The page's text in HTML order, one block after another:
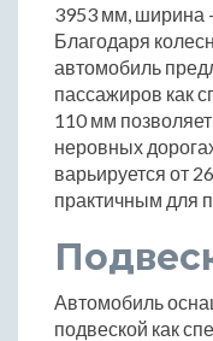
3953 мм, ширина
Благодаря
автомобиль
пассажиров как
110 мм
неровных
варьируется от
практичным для
Автомобиль
подвеской как